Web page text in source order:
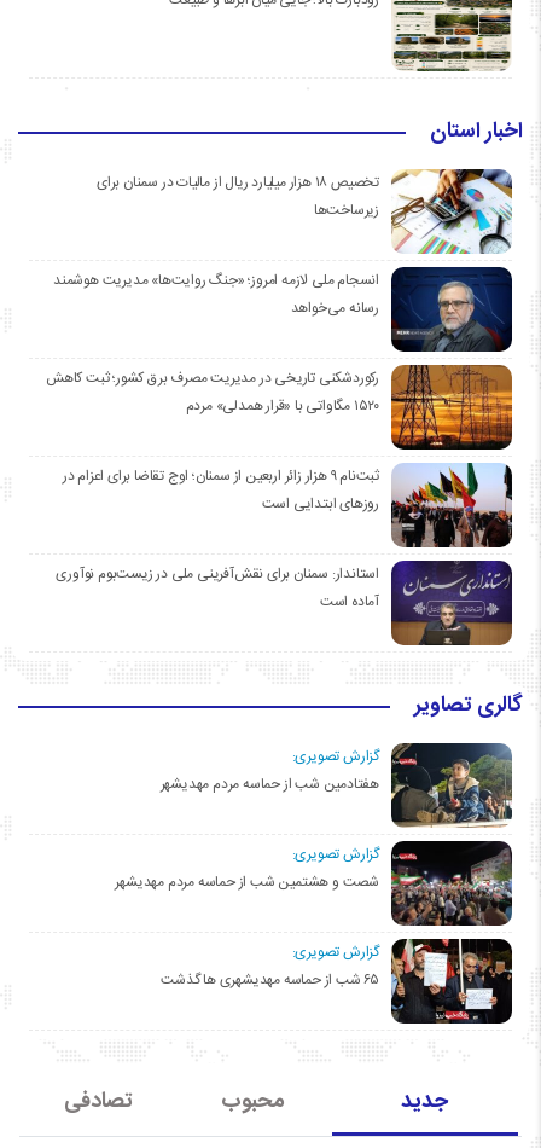
اخبار استان
تخصیص ۱۸ هزار میلیارد ریال از مالیات در سمنان برای
زیرساخت‌ها
انسجام ملی لازمه امروز؛ «جنگ روایت‌ها» مدیریت هوشمند
رسانه می‌خواهد
رکوردشکنی تاریخی در مدیریت مصرف برق کشور؛ ثبت کاهش
۱۵۲۰ مگاواتی با «قرار همدلی» مردم
ثبت‌نام ۹ هزار زائر اربعین از سمنان؛ اوج تقاضا برای اعزام در
روزهای ابتدایی است
استاندار: سمنان برای نقش‌آفرینی ملی در زیست‌بوم نوآوری
آماده است
گالری تصاویر
گزارش تصویری:
هفتادمین شب از حماسه مردم مهدیشهر
گزارش تصویری:
شصت و هشتمین شب از حماسه مردم مهدیشهر
گزارش تصویری:
۶۵ شب از حماسه مهدیشهری ها گذشت
جدید محبوب تصادفی